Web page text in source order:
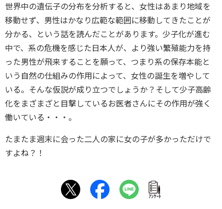
世界中の遺伝子の分布を分析すると、女性はあまり地域を
移動せず、男性はかなり広範な範囲に移動してきたことが
分かる、という話を読んだことがあります。少子化が進む
中で、系の危機を感じた日本人が、より強い繁殖能力を持
った男性が飛来することを願って、つまり系の保存本能と
いう自然の仕組みの作用によって、女性の誕生を増やして
いる。そんな仮説が成り立つでしょうか？そして少子高齢
化をまざまざと目撃しているお医者さんにその作用が強く
働いている・・・。
たまたま週末に会った二人の家に女の子が多かっただけで
すよね？！
ｱﾝｹｰﾄ